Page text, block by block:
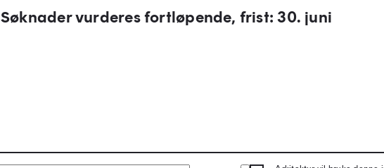
Søknader vurderes fortløpende, frist: 30. juni